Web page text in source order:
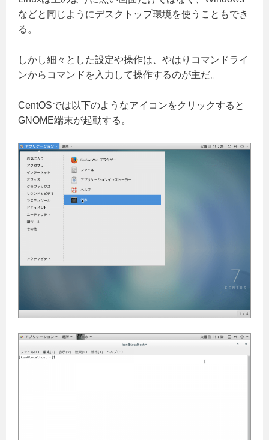
などと同じようにデスクトップ環境を使うこともでき
る。
しかし細々とした設定や操作は、やはりコマンドライ
ンからコマンドを入力して操作するのが主だ。
CentOSでは以下のようなアイコンをクリックすると
GNOME端末が起動する。